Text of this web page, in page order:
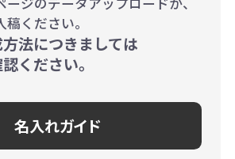
ください。
法につきましては
ください。
名入れガイド